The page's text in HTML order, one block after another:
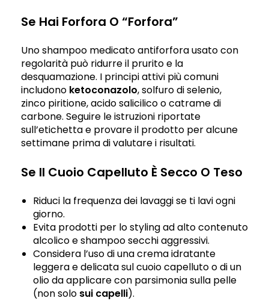
Se Hai Forfora O “forfora”
Uno shampoo medicato antiforfora usato con
regolarità può ridurre il prurito e la
desquamazione. I principi attivi più comuni
includono ketoconazolo, solfuro di selenio,
zinco piritione, acido salicilico o catrame di
carbone. Seguire le istruzioni riportate
sull’etichetta e provare il prodotto per alcune
settimane prima di valutare i risultati.
Se Il Cuoio Capelluto È Secco O Teso
Riduci la frequenza dei lavaggi se ti lavi ogni
giorno.
Evita prodotti per lo styling ad alto contenuto
alcolico e shampoo secchi aggressivi.
Considera l’uso di una crema idratante
leggera e delicata sul cuoio capelluto o di un
olio da applicare con parsimonia sulla pelle
(non solo sui capelli).